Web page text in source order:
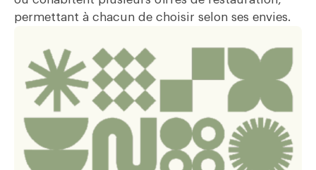
permettant à chacun de choisir selon ses envies.